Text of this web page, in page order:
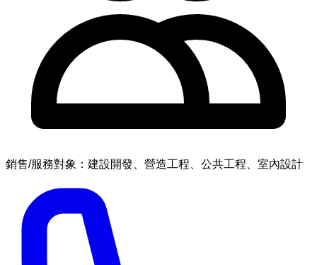
銷售/服務對象：建設開發、營造工程、公共工程、室內設計